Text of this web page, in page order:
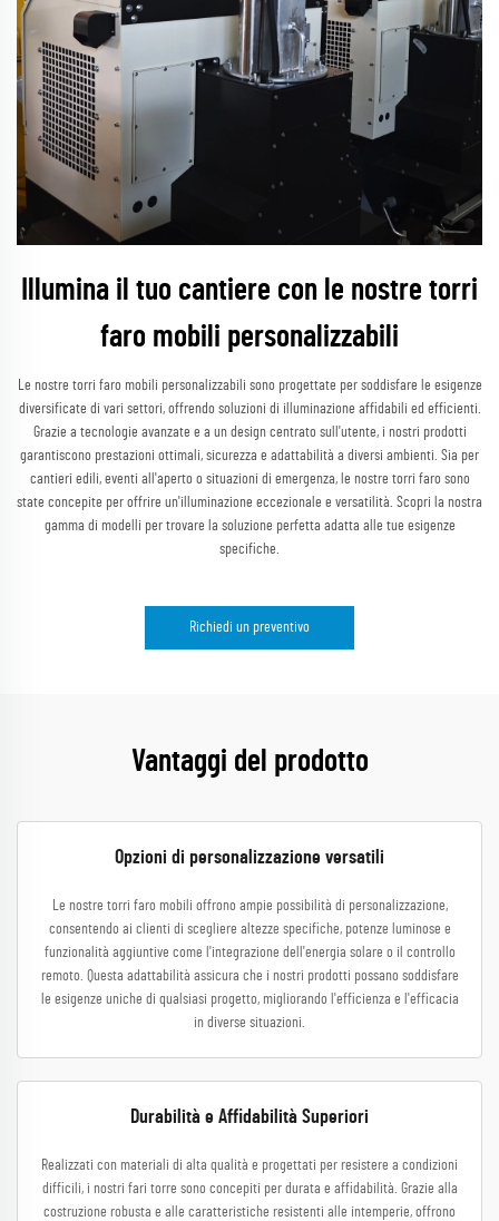
Illumina il tuo cantiere con le nostre torri
faro mobili personalizzabili
Le nostre torri faro mobili personalizzabili sono progettate per soddisfare le esigenze
diversificate di vari settori, offrendo soluzioni di illuminazione affidabili ed efficienti.
Grazie a tecnologie avanzate e a un design centrato sull'utente, i nostri prodotti
garantiscono prestazioni ottimali, sicurezza e adattabilità a diversi ambienti. Sia per
cantieri edili, eventi all'aperto o situazioni di emergenza, le nostre torri faro sono
state concepite per offrire un'illuminazione eccezionale e versatilità. Scopri la nostra
gamma di modelli per trovare la soluzione perfetta adatta alle tue esigenze
specifiche.
Richiedi un preventivo
Vantaggi del prodotto
Opzioni di personalizzazione versatili
Le nostre torri faro mobili offrono ampie possibilità di personalizzazione,
consentendo ai clienti di scegliere altezze specifiche, potenze luminose e
funzionalità aggiuntive come l'integrazione dell'energia solare o il controllo
remoto. Questa adattabilità assicura che i nostri prodotti possano soddisfare
le esigenze uniche di qualsiasi progetto, migliorando l'efficienza e l'efficacia
in diverse situazioni.
Durabilità e Affidabilità Superiori
Realizzati con materiali di alta qualità e progettati per resistere a condizioni
difficili, i nostri fari torre sono concepiti per durata e affidabilità. Grazie alla
costruzione robusta e alle caratteristiche resistenti alle intemperie, offrono